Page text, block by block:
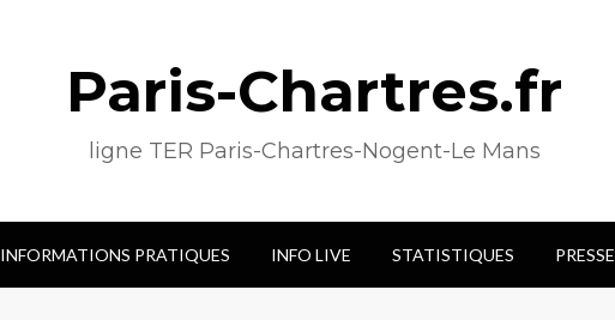
Paris-Chartres.fr
ligne TER Paris-Chartres-Nogent-Le Mans
INFORMATIONS PRATIQUES INFO LIVE STATISTIQUES PRESSE